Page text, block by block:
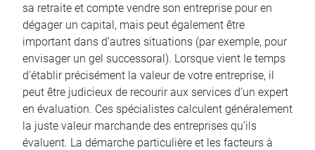
sa retraite et compte vendre son entreprise pour en
dégager un capital, mais peut également être
important dans d’autres situations (par exemple, pour
envisager un gel successoral). Lorsque vient le temps
d’établir précisément la valeur de votre entreprise, il
peut être judicieux de recourir aux services d’un expert
en évaluation. Ces spécialistes calculent généralement
la juste valeur marchande des entreprises qu’ils
évaluent. La démarche particulière et les facteurs à